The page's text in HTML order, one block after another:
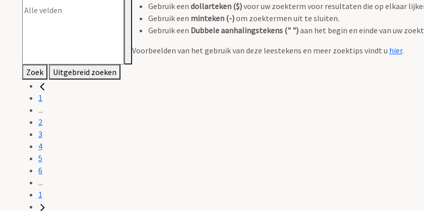
Gebruik een dollarteken ($)voor uw zoekterm voor resultaten die op elkaar
Gebruik een minteken (-)om zoektermen uit te sluiten.
Gebruik een Dubbele aanhalingstekens (" ")aan het begin en einde van uw
Voorbeelden van het gebruik van deze leestekens en meer zoektips vindt u hier.
Zoek Uitgebreid zoeken
1
...
2
3
4
5
6
...
1